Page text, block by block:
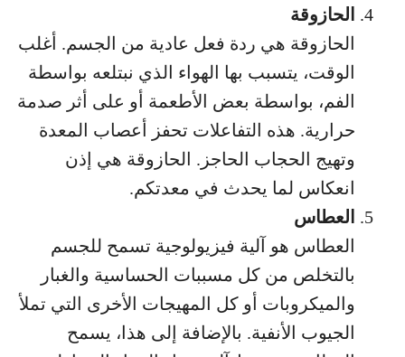
الحازوقة
الحازوقة هي ردة فعل عادية من الجسم. أغلب
الوقت، يتسبب بها الهواء الذي نبتلعه بواسطة
الفم، بواسطة بعض الأطعمة أو على أثر صدمة
حرارية. هذه التفاعلات تحفز أعصاب المعدة
وتهيج الحجاب الحاجز. الحازوقة هي إذن
انعكاس لما يحدث في معدتكم.
العطاس
العطاس هو آلية فيزيولوجية تسمح للجسم
بالتخلص من كل مسببات الحساسية والغبار
والميكروبات أو كل المهيجات الأخرى التي تملأ
الجيوب الأنفية. بالإضافة إلى هذا، يسمح